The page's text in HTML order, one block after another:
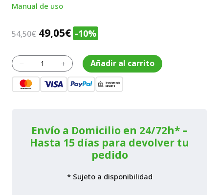
Manual de uso
54,50€ El
original
era:
54,50€.
49,05€El
actual
es:
49,05€.
-10%
K
Juego
limpieza
de
canalones
L Añadir al carrito
Envío a Domicilio en 24/72h* –
Hasta 15 días para devolver tu
pedido
* Sujeto a disponibilidad